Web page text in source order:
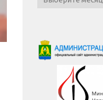
новостей